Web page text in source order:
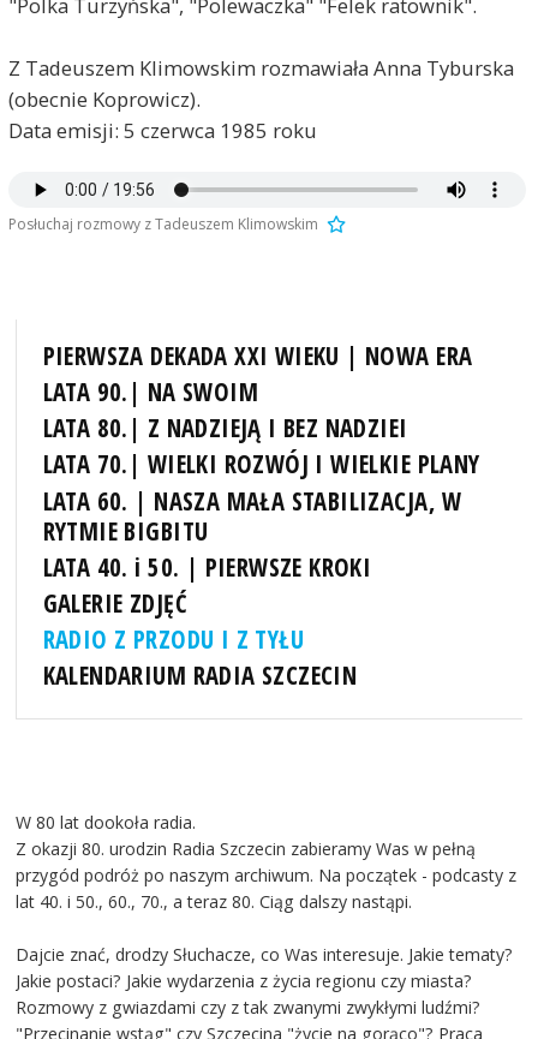
Z Tadeuszem Klimowskim rozmawiała Anna Tyburska
(obecnie Koprowicz).
Data emisji: 5 czerwca 1985 roku
Posłuchaj rozmowy z Tadeuszem Klimowskim
PIERWSZA DEKADA XXI WIEKU | NOWA ERA
LATA 90.| NA SWOIM
LATA 80.| Z NADZIEJĄ I BEZ NADZIEI
LATA 70.| WIELKI ROZWÓJ I WIELKIE PLANY
LATA 60. | NASZA MAŁA STABILIZACJA, W
RYTMIE BIGBITU
LATA 40. i 50. | PIERWSZE KROKI
GALERIE ZDJĘĆ
RADIO Z PRZODU I Z TYŁU
KALENDARIUM RADIA SZCZECIN
W 80 lat dookoła radia.
Z okazji 80. urodzin Radia Szczecin zabieramy Was w pełną
przygód podróż po naszym archiwum. Na początek - podcasty z
lat 40. i 50., 60., 70., a teraz 80. Ciąg dalszy nastąpi.
Dajcie znać, drodzy Słuchacze, co Was interesuje. Jakie tematy?
Jakie postaci? Jakie wydarzenia z życia regionu czy miasta?
Rozmowy z gwiazdami czy z tak zwanymi zwykłymi ludźmi?
"Przecinanie wstąg" czy Szczecina "życie na gorąco"? Praca